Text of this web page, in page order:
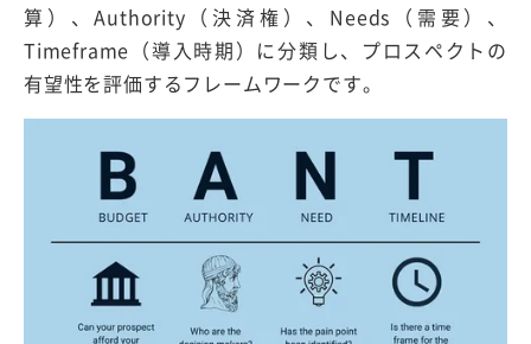
算）、Authority（決済権）、Needs（需要）、
Timeframe（導入時期）に分類し、プロスペクトの
有望性を評価するフレームワークです。